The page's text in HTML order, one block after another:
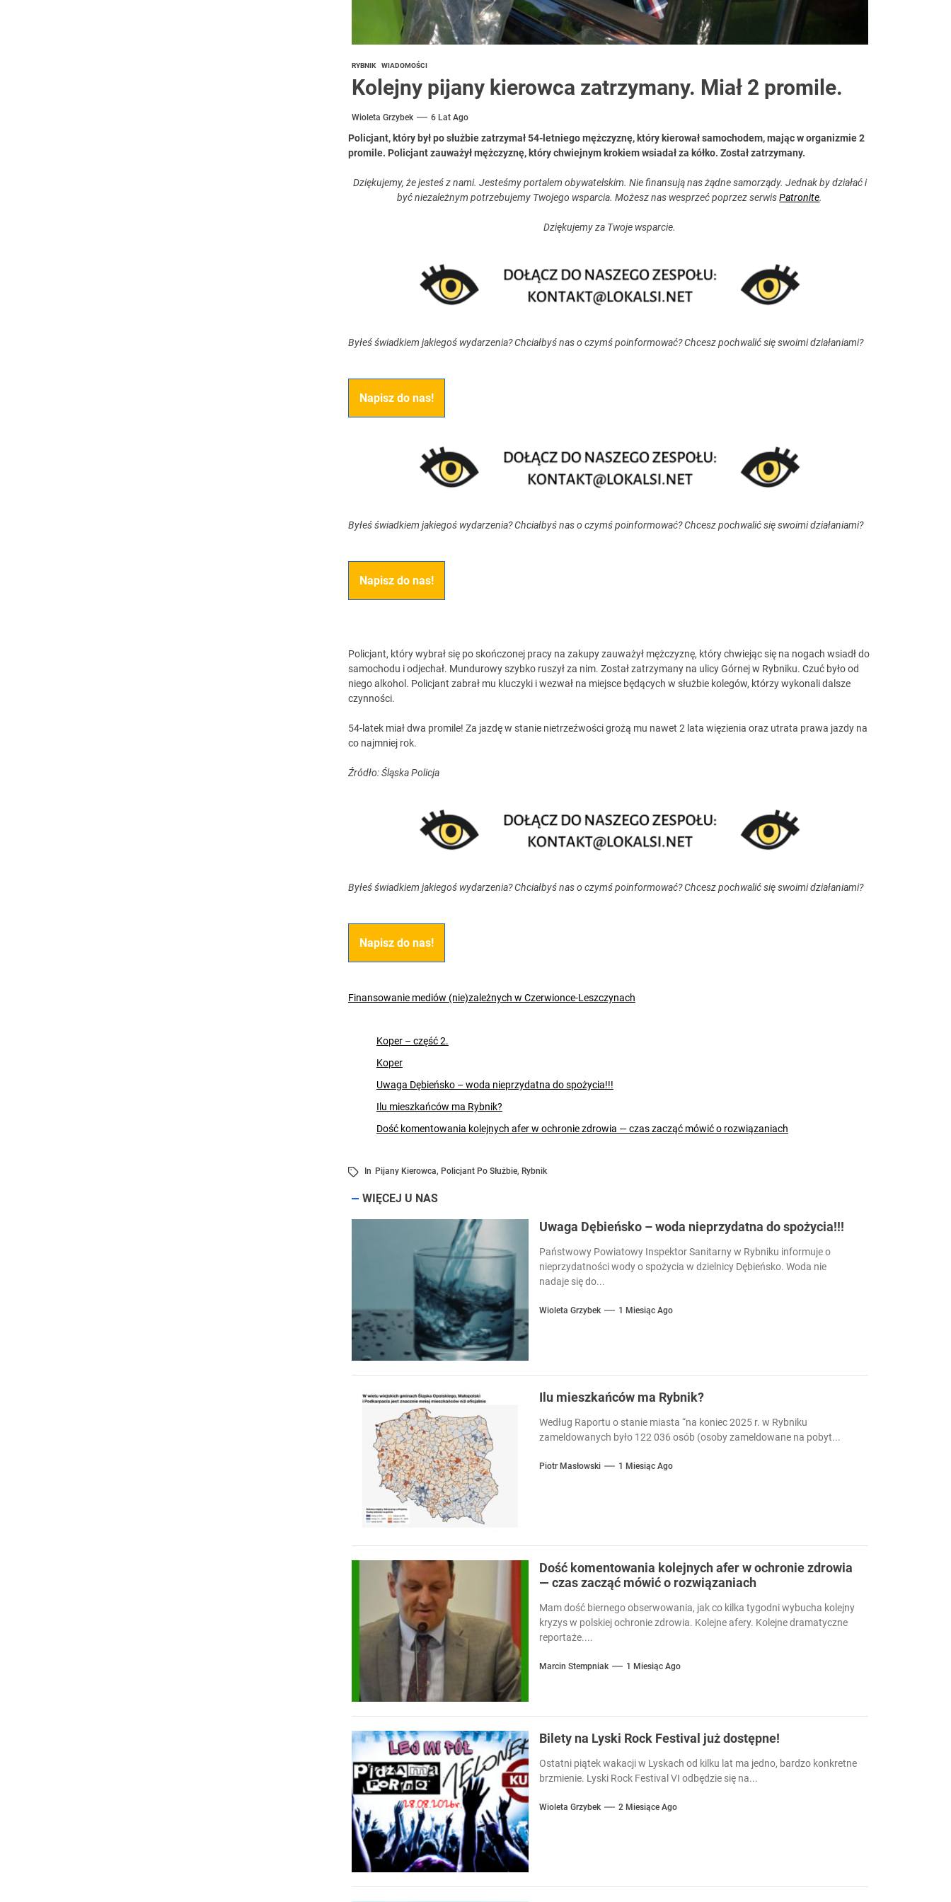
RYBNIK WIADOMOŚCI
Kolejny pijany kierowca zatrzymany. Miał 2 promile.
Wioleta Grzybek 6 Lat Ago
Policjant, który był po służbie zatrzymał 54-letniego mężczyznę, który kierował samochodem, mając w organizmie 2
promile. Policjant zauważył mężczyznę, który chwiejnym krokiem wsiadał za kółko. Został zatrzymany.
Dziękujemy, że jesteś z nami. Jesteśmy portalem obywatelskim. Nie finansują nas żądne samorządy. Jednak by działać i
być niezależnym potrzebujemy Twojego wsparcia. Możesz nas wesprzeć poprzez serwisPatronite.
Dziękujemy za Twoje wsparcie.
Byłeś świadkiem jakiegoś wydarzenia? Chciałbyś nas o czymś poinformować? Chcesz pochwalić się swoimi działaniami?
Napisz do nas!
Byłeś świadkiem jakiegoś wydarzenia? Chciałbyś nas o czymś poinformować? Chcesz pochwalić się swoimi działaniami?
Napisz do nas!
Policjant, który wybrał się po skończonej pracy na zakupy zauważył mężczyznę, który chwiejąc się na nogach wsiadł do
samochodu i odjechał. Mundurowy szybko ruszył za nim. Został zatrzymany na ulicy Górnej w Rybniku. Czuć było od
niego alkohol. Policjant zabrał mu kluczyki i wezwał na miejsce będących w służbie kolegów, którzy wykonali dalsze
czynności.
54-latek miał dwa promile! Za jazdę w stanie nietrzeźwości grożą mu nawet 2 lata więzienia oraz utrata prawa jazdy na
co najmniej rok.
Źródło: Śląska Policja
Byłeś świadkiem jakiegoś wydarzenia? Chciałbyś nas o czymś poinformować? Chcesz pochwalić się swoimi działaniami?
Napisz do nas!
Finansowanie mediów (nie)zależnych w Czerwionce-Leszczynach
Koper – część 2.
Koper
Uwaga Dębieńsko – woda nieprzydatna do spożycia!!!
Ilu mieszkańców ma Rybnik?
Dość komentowania kolejnych afer w ochronie zdrowia — czas zacząć mówić o rozwiązaniach
In Pijany Kierowca, Policjant Po Służbie, Rybnik
WIĘCEJ U NAS
Uwaga Dębieńsko – woda nieprzydatna do spożycia!!!
Państwowy Powiatowy Inspektor Sanitarny w Rybniku informuje o
nieprzydatności wody o spożycia w dzielnicy Dębieńsko. Woda nie
nadaje się do...
Wioleta Grzybek 1 Miesiąc Ago
Ilu mieszkańców ma Rybnik?
Według Raportu o stanie miasta “na koniec 2025 r. w Rybniku
zameldowanych było 122 036 osób (osoby zameldowane na pobyt...
Piotr Masłowski 1 Miesiąc Ago
Dość komentowania kolejnych afer w ochronie zdrowia
— czas zacząć mówić o rozwiązaniach
Mam dość biernego obserwowania, jak co kilka tygodni wybucha kolejny
kryzys w polskiej ochronie zdrowia. Kolejne afery. Kolejne dramatyczne
reportaże....
Marcin Stempniak 1 Miesiąc Ago
Bilety na Lyski Rock Festival już dostępne!
Ostatni piątek wakacji w Lyskach od kilku lat ma jedno, bardzo konkretne
brzmienie. Lyski Rock Festival VI odbędzie się na...
Wioleta Grzybek 2 Miesiące Ago